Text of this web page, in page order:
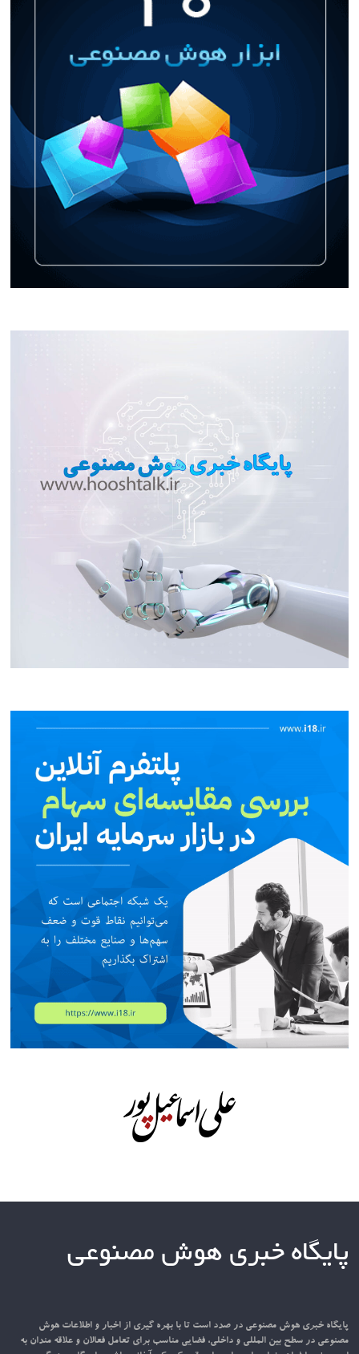
پایگاه خبری هوش مصنوعی
پایگاه خبری هوش مصنوعی در صدد است تا با بهره گیری از اخبار و اطلاعات هوش
مصنوعی در سطح بین المللی و داخلی، فضایی مناسب برای تعامل فعالان و علاقه مندان به